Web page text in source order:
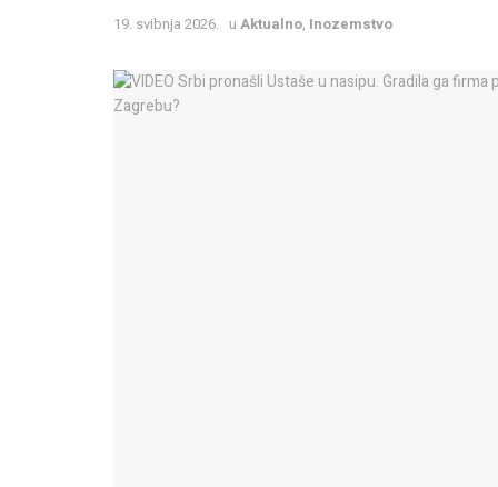
19. svibnja 2026. u Aktualno, Inozemstvo